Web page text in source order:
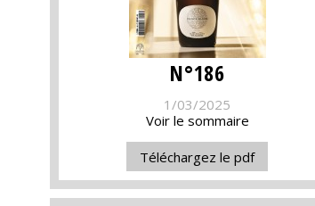
N°186
1/03/2025
Voir le sommaire
Téléchargez le pdf